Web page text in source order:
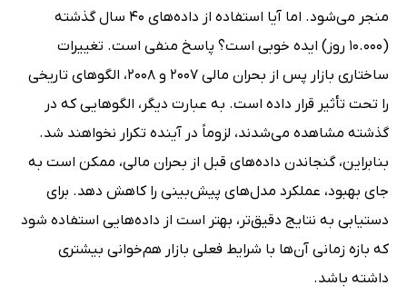
منجر می‌شود. اما آیا استفاده از داده‌های 40 سال گذشته
(10.000 روز) ایده خوبی است؟ پاسخ منفی است. تغییرات
ساختاری بازار پس از بحران مالی 2007 و 2008، الگوهای تاریخی
را تحت تأثیر قرار داده است. به عبارت دیگر، الگوهایی که در
گذشته مشاهده می‌شدند، لزوماً در آینده تکرار نخواهند شد.
بنابراین، گنجاندن داده‌های قبل از بحران مالی، ممکن است به
جای بهبود، عملکرد مدل‌های پیش‌بینی را کاهش دهد. برای
دستیابی به نتایج دقیق‌تر، بهتر است از داده‌هایی استفاده شود
که بازه زمانی آن‌ها با شرایط فعلی بازار هم‌خوانی بیشتری
داشته باشد.